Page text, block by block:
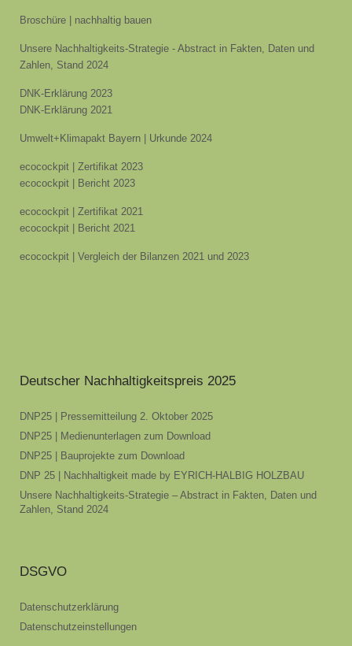
Broschüre | nachhaltig bauen
Unsere Nachhaltigkeits-Strategie - Abstract in Fakten, Daten und
Zahlen, Stand 2024
DNK-Erklärung 2023
DNK-Erklärung 2021
Umwelt+Klimapakt Bayern | Urkunde 2024
ecocockpit | Zertifikat 2023
ecocockpit | Bericht 2023
ecocockpit | Zertifikat 2021
ecocockpit | Bericht 2021
ecocockpit | Vergleich der Bilanzen 2021 und 2023
Deutscher Nachhaltigkeitspreis 2025
DNP25 | Pressemitteilung 2. Oktober 2025
DNP25 | Medienunterlagen zum Download
DNP25 | Bauprojekte zum Download
DNP 25 | Nachhaltigkeit made by EYRICH-HALBIG HOLZBAU
Unsere Nachhaltigkeits-Strategie – Abstract in Fakten, Daten und
Zahlen, Stand 2024
DSGVO
Datenschutzerklärung
Datenschutzeinstellungen